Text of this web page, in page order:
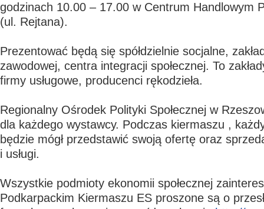
godzinach 10.00 – 17.00 w Centrum Handlowym
(ul. Rejtana).
Prezentować będą się spółdzielnie socjalne,
zawodowej, centra integracji społecznej. To
firmy usługowe, producenci rękodzieła.
Regionalny Ośrodek Polityki Społecznej w
dla każdego wystawcy. Podczas kiermaszu ,
będzie mógł przedstawić swoją ofertę oraz
i usługi.
Wszystkie podmioty ekonomii społecznej
Podkarpackim Kiermaszu ES proszone są o